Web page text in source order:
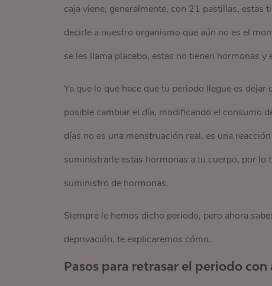
caja viene, generalmente, con 21 pastillas, estas
decirle a nuestro organismo que aún no es el
se les llama placebo, estas no tienen hormonas
Ya que lo que hace que tu periodo llegue es
posible cambiar el día, modificando el consumo
días no es una menstruación real, es una
suministrarle estas hormonas a tu cuerpo, por lo
suministro de hormonas.
Siempre le hemos dicho periodo, pero ahora
deprivación, te explicaremos cómo.
Pasos para retrasar el periodo